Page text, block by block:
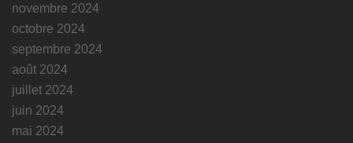
novembre 2024
octobre 2024
septembre 2024
août 2024
juillet 2024
juin 2024
mai 2024